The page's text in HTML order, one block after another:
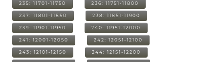
235: 11701-11750 236: 11751-11800
237: 11801-11850 238: 11851-11900
239: 11901-11950 240: 11951-12000
241: 12001-12050 242: 12051-12100
243: 12101-12150 244: 12151-12200